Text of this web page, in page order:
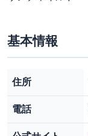
基本情報
住所
電話